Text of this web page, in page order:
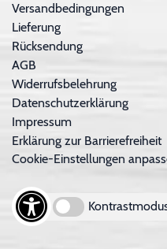
Versandbedingungen
Lieferung
Rücksendung
AGB
Widerrufsbelehrung
Datenschutzerklärung
Impressum
Erklärung zur Barrierefreiheit
Cookie-Einstellungen